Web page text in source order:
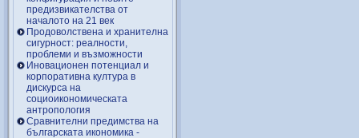
предизвикателства от
началото на 21 век
Продоволствена и хранителна
сигурност: реалности,
проблеми и възможности
Иновационен потенциал и
корпоративна култура в
дискурса на
социоикономическата
антропология
Сравнителни предимства на
българската икономика -